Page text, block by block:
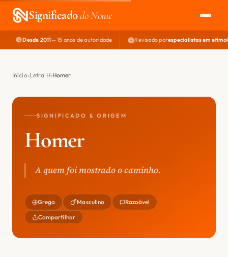
Significadodo Nome
EXPLORAR
NOME PERFEITO
Desde 2011— 15 anos de autoridade Revisado porespecialistas em
Início Letra H Homer
SIGNIFICADO & ORIGEM
Homer
A quem foi mostrado o caminho.
Grega Masculino Razoável
Compartilhar